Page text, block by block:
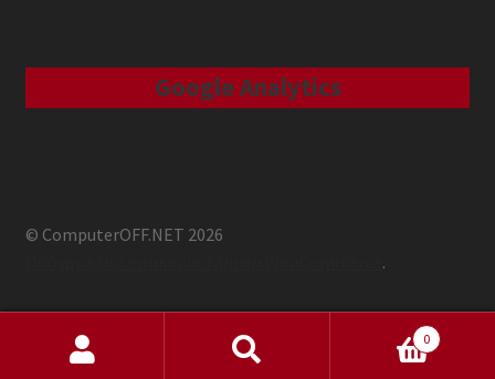
Google Analytics
© ComputerOFF.NET 2026
.
Шукати
0